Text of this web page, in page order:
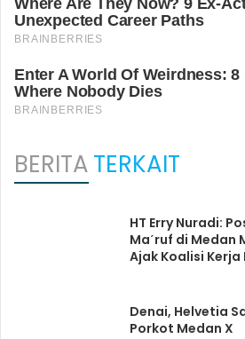
BERITATERKAIT
HT Erry Nuradi:
Maˊruf di Medan
Ajak Koalisi Kerja
Denai, Helvetia
Porkot Medan X